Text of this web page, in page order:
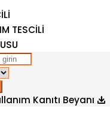
TESCİLİ
Kanıtı Beyanı